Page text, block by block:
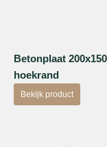
Betonplaat
hoekrand
Bekijk product